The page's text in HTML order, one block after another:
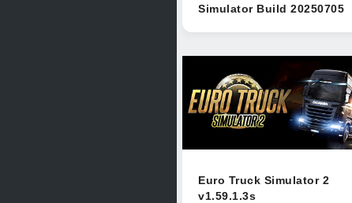
Simulator Build 20250705
Euro Truck Simulator 2
v1.59.1.3s